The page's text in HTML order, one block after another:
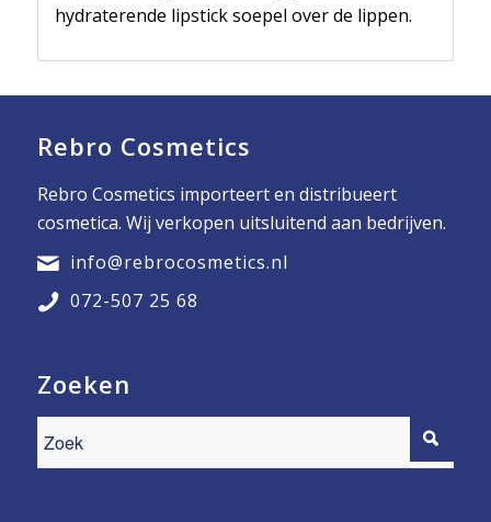
hydraterende lipstick soepel over de lippen.
Rebro Cosmetics
Rebro Cosmetics importeert en distribueert
cosmetica. Wij verkopen uitsluitend aan bedrijven.
info@rebrocosmetics.nl
072-507 25 68
Zoeken